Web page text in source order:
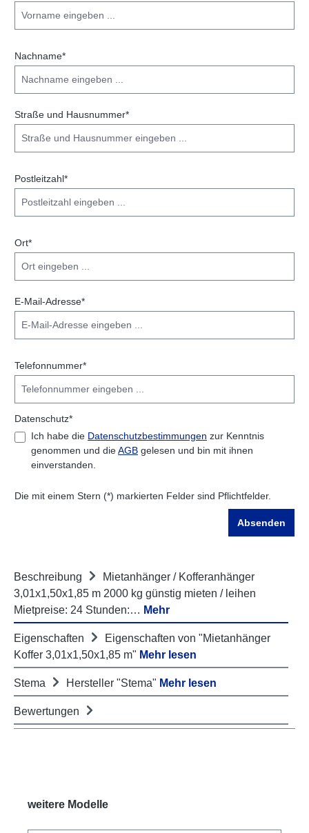
Nachname*
Straße und Hausnummer*
Postleitzahl*
Ort*
E-Mail-Adresse*
Telefonnummer*
Datenschutz*
Ich habe die Datenschutzbestimmungen zur Kenntnis
genommen und dieAGB gelesen und bin mit ihnen
einverstanden.
Die mit einem Stern (*) markierten Felder sind Pflichtfelder.
Absenden
Beschreibung
Mietanhänger / Kofferanhänger
3,01x1,50x1,85 m 2000 kg günstig mieten / leihen
Mietpreise: 24 Stunden:… Mehr
Eigenschaften
Eigenschaften von "Mietanhänger
Koffer 3,01x1,50x1,85 m" Mehr lesen
Stema Hersteller "Stema" Mehr lesen
Bewertungen
Produktgalerie überspringen
weitere Modelle